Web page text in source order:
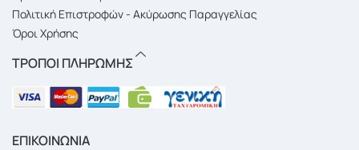
Πολιτική Επιστροφών - Ακύρωσης Παραγγελίας
Όροι Χρήσης
ΤΡΟΠΟΙ ΠΛΗΡΩΜΗΣ
ΕΠΙΚΟΙΝΩΝΙΑ